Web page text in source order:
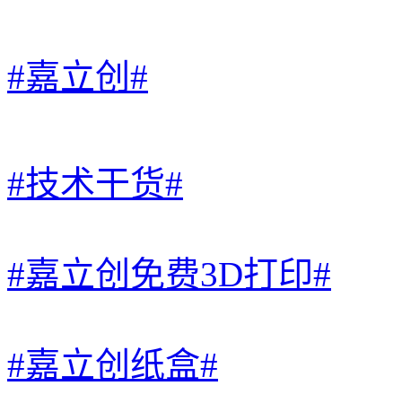
#嘉立创#
#技术干货#
#嘉立创免费3D打印#
#嘉立创纸盒#